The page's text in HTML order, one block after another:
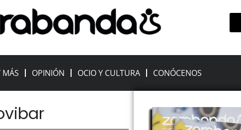
MÁS OPINIÓN OCIO Y CULTURA CONÓCENOS